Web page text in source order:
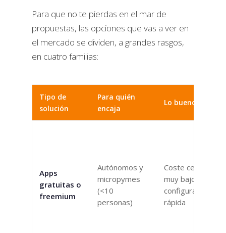
Para que no te pierdas en el mar de
propuestas, las opciones que vas a ver en
el mercado se dividen, a grandes rasgos,
en cuatro familias:
Tipo de
solución
Para quién
encaja
Lo bueno
Apps
gratuitas o
freemium
Autónomos y
micropymes
(<10
personas)
Coste cero o
muy bajo,
configuración
rápida